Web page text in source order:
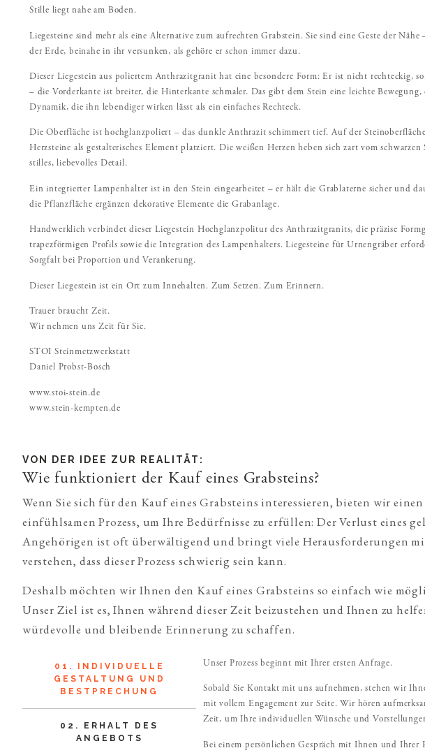
Stille liegt nahe am Boden.
Liegesteine sind mehr als eine Alternative zum aufrechten Grabstein. Sie sind eine Geste der Nähe
der Erde, beinahe in ihr versunken, als gehöre er schon immer dazu.
Dieser Liegestein aus poliertem Anthrazitgranit hat eine besondere Form: Er ist nicht rechteckig,
– die Vorderkante ist breiter, die Hinterkante schmaler. Das gibt dem Stein eine leichte Bewegung,
Dynamik, die ihn lebendiger wirken lässt als ein einfaches Rechteck.
Die Oberfläche ist hochglanzpoliert – das dunkle Anthrazit schimmert tief. Auf der
Herzsteine als gestalterisches Element platziert. Die weißen Herzen heben sich zart vom schwarzen
stilles, liebevolles Detail.
Ein integrierter Lampenhalter ist in den Stein eingearbeitet – er hält die Grablaterne sicher und
die Pflanzfläche ergänzen dekorative Elemente die Grabanlage.
Handwerklich verbindet dieser Liegestein Hochglanzpolitur des Anthrazitgranits, die präzise
trapezförmigen Profils sowie die Integration des Lampenhalters. Liegesteine für Urnengräber
Sorgfalt bei Proportion und Verankerung.
Dieser Liegestein ist ein Ort zum Innehalten. Zum Setzen. Zum Erinnern.
Trauer braucht Zeit.
Wir nehmen uns Zeit für Sie.
STOI Steinmetzwerkstatt
Daniel Probst-Bosch
www.stoi-stein.de
www.stein-kempten.de
VON DER IDEE ZUR REALITÄT:
Wie funktioniert der Kauf eines Grabsteins?
Wenn Sie sich für den Kauf eines Grabsteins interessieren, bieten wir
einfühlsamen Prozess, um Ihre Bedürfnisse zu erfüllen: Der Verlust eines
Angehörigen ist oft überwältigend und bringt viele Herausforderungen
verstehen, dass dieser Prozess schwierig sein kann.
Deshalb möchten wir Ihnen den Kauf eines Grabsteins so einfach wie
Unser Ziel ist es, Ihnen während dieser Zeit beizustehen und Ihnen zu
würdevolle und bleibende Erinnerung zu schaffen.
01. INDIVIDUELLE
GESTALTUNG UND
BESTPRECHUNG
02. ERHALT DES
ANGEBOTS
Unser Prozess beginnt mit Ihrer ersten Anfrage.
Sobald Sie Kontakt mit uns aufnehmen, stehen wir
mit vollem Engagement zur Seite. Wir hören
Zeit, um Ihre individuellen Wünsche und
Bei einem persönlichen Gespräch mit Ihnen und Ihrer